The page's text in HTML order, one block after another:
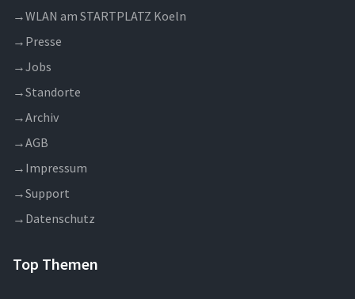
→WLAN am STARTPLATZ Koeln
→ Presse
→Jobs
→Standorte
→Archiv
→AGB
→ Impressum
→Support
→ Datenschutz
Top Themen